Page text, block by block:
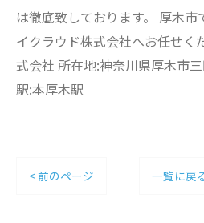
は徹底致しております。 厚木
イクラウド株式会社へお任せく
式会社 所在地:神奈川県厚木市
駅:本厚木駅
< 前のページ 一覧に戻